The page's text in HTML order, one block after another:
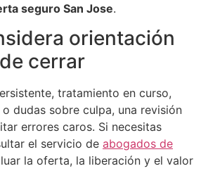
seguro San Jose.
orientación
cerrar
tratamiento en curso,
dudas sobre culpa, una revisión
errores caros. Si necesitas
el servicio de abogados de
la oferta, la liberación y el valor